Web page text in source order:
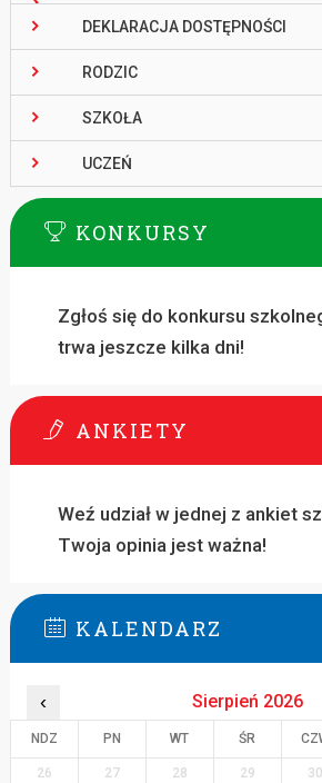
DEKLARACJA DOSTĘPNOŚCI
RODZIC
SZKOŁA
UCZEŃ
KONKURSY
Zgłoś się do konkursu
trwa jeszcze kilka dni!
ANKIETY
Weź udział w jednej z ankiet
Twoja opinia jest ważna!
KALENDARZ
‹ Sierpień 2026
NDZ PN WT ŚR
26 27 28 29 30